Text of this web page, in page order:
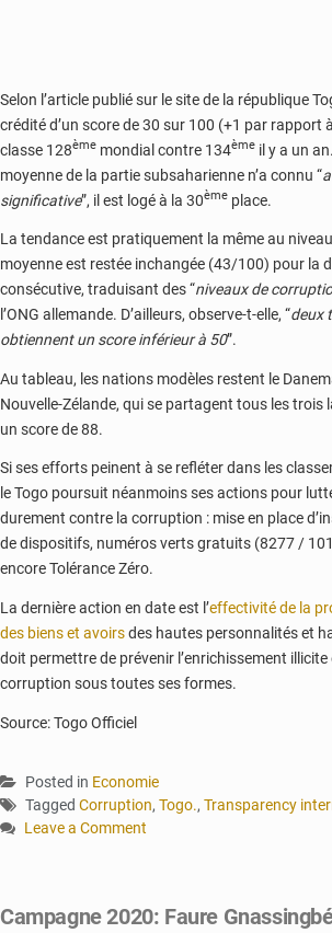
Selon l’article publié sur le site de la république
crédité d’un score de 30 sur 100 (+1 par rapport
classe 128ème mondial contre 134ème il y a un
moyenne de la partie subsaharienne n’a connu “
significative”, il est logé à la 30ème place.
La tendance est pratiquement la même au
moyenne est restée inchangée (43/100) pour la
consécutive, traduisant des “niveaux de
l’ONG allemande. D’ailleurs, observe-t-elle, “deux
obtiennent un score inférieur à 50”.
Au tableau, les nations modèles restent le
Nouvelle-Zélande, qui se partagent tous les trois
un score de 88.
Si ses efforts peinent à se refléter dans les
le Togo poursuit néanmoins ses actions pour
durement contre la corruption : mise en place
de dispositifs, numéros verts gratuits (8277 /
encore Tolérance Zéro.
La dernière action en date est l’effectivité de la
des biens et avoirsdes hautes personnalités et
doit permettre de prévenir l’enrichissement
corruption sous toutes ses formes.
Source: Togo Officiel
Posted in Economie
Tagged Corruption, Togo., Transparency
Leave a Comment
Togo
Campagne 2020: Faure